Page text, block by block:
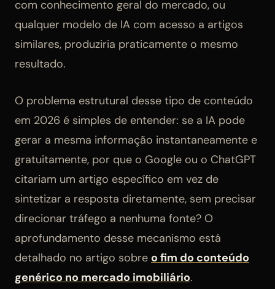
com conhecimento geral do mercado, ou
qualquer modelo de IA com acesso a artigos
similares, produziria praticamente o mesmo
resultado.
O problema estrutural desse tipo de conteúdo
em 2026 é simples de entender: se a IA pode
gerar a mesma informação instantaneamente e
gratuitamente, por que o Google ou o ChatGPT
citariam um artigo específico em vez de
sintetizar a resposta diretamente, sem precisar
direcionar tráfego a nenhuma fonte? O
aprofundamento desse mecanismo está
detalhado no artigo sobre o fim do conteúdo
genérico no mercado imobiliário.